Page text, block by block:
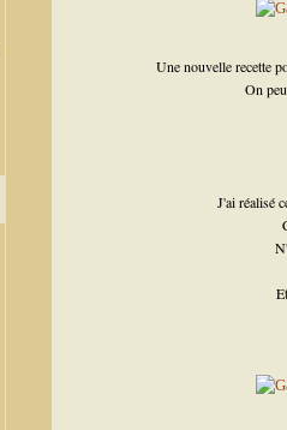
Une nouvelle recette
On
J'ai réalisé